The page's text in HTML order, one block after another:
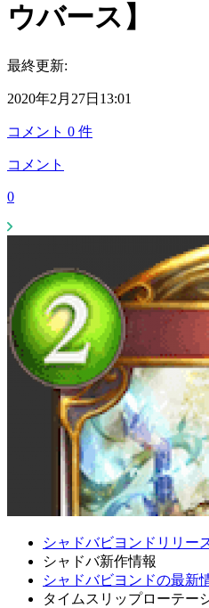
ウバース】
最終更新:
2020年2月27日13:01
コメント 0 件
コメント
0
シャドバビヨンドリリー
シャドバ新作情報
シャドバビヨンドの最新
タイムスリップローテー